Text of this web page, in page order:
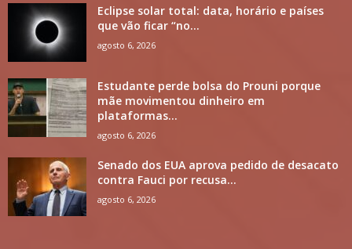
Eclipse solar total: data, horário e países
que vão ficar “no...
agosto 6, 2026
Estudante perde bolsa do Prouni porque
mãe movimentou dinheiro em
plataformas...
agosto 6, 2026
Senado dos EUA aprova pedido de desacato
contra Fauci por recusa...
agosto 6, 2026